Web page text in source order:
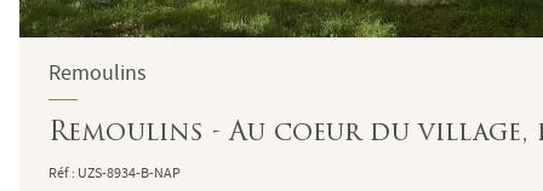
Remoulins
Remoulins - Au coeur du village,
Réf : UZS-8934-B-NAP